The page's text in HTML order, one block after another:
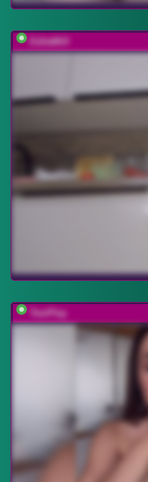
EditaMilf
TwoPlay